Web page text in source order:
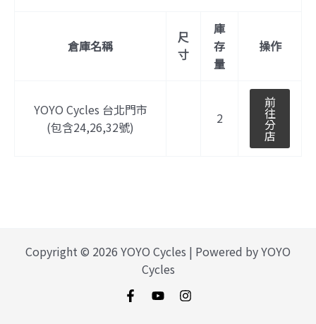
倉庫名稱
尺
寸
庫
存
量
操作
YOYO Cycles 台北門市
(包含24,26,32號)
2
前
往
分
店
Copyright © 2026 YOYO Cycles | Powered by YOYO
Cycles